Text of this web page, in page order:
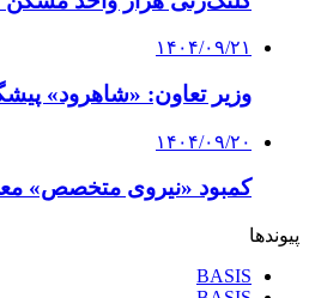
۱۴۰۴/۰۹/۲۱
وزیر تعاون: «شاهرود»
۱۴۰۴/۰۹/۲۰
کمبود «نیروی متخصص»
پیوندها
BASIS